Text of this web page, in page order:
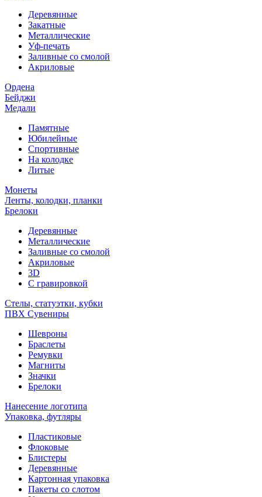
Деревянные
Закатные
Металлические
Уф-печать
Заливные со смолой
Акриловые
Ордена
Бейджи
Медали
Памятные
Юбилейные
Спортивные
На колодке
Литые
Монеты
Ленты, колодки, планки
Брелоки
Деревянные
Металлические
Заливные со смолой
Акриловые
3D
C гравировкой
Стелы, статуэтки, кубки
ПВХ Сувениры
Шевроны
Браслеты
Ремувки
Магниты
Значки
Брелоки
Нанесение логотипа
Упаковка, футляры
Пластиковые
Флоковые
Блистеры
Деревянные
Картонная упаковка
Пакеты со слотом